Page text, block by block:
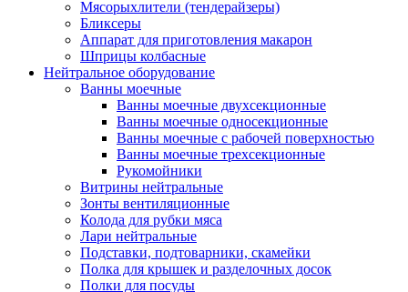
Мясорыхлители (тендерайзеры)
Бликсеры
Аппарат для приготовления макарон
Шприцы колбасные
Нейтральное оборудование
Ванны моечные
Ванны моечные двухсекционные
Ванны моечные односекционные
Ванны моечные с рабочей поверхностью
Ванны моечные трехсекционные
Рукомойники
Витрины нейтральные
Зонты вентиляционные
Колода для рубки мяса
Лари нейтральные
Подставки, подтоварники, скамейки
Полка для крышек и разделочных досок
Полки для посуды